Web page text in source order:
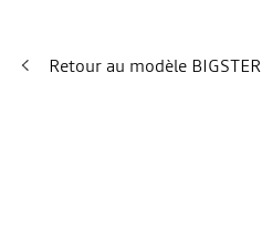
Retour au modèle BIGSTER